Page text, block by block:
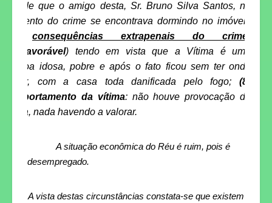
fato de que o amigo desta, Sr. Bruno Silva Santos, no
memento do crime se encontrava dormindo no imóvel;
consequências extrapenais do crime:
desfavorável) tendo em vista que a Vítima é uma
pessoa idosa, pobre e após o fato ficou sem ter onde
morar, com a casa toda danificada pelo fogo; (8)
comportamento da vítima: não houve provocação da
vítima, nada havendo a valorar.
A situação econômica do Réu é ruim, pois é
desempregado.
A vista destas circunstâncias constata-se que existem